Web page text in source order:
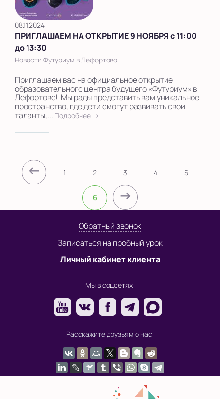
08.11.2024
ПРИГЛАШАЕМ НА ОТКРЫТИЕ 9 НОЯБРЯ с 11:00
до 13:30
Новости Футуриум в Лефортово
Приглашаем вас на официальное открытие
образовательного центра будущего «Футуриум» в
Лефортово! Мы рады представить вам уникальное
пространство, где дети смогут развивать свои
таланты,... Подробнее →
← 1 2 3 4 5
6 →
Обратный звонок
Записаться на пробный урок
Личный кабинет клиента
Мы в соцсетях:
Расскажите друзьям о нас: